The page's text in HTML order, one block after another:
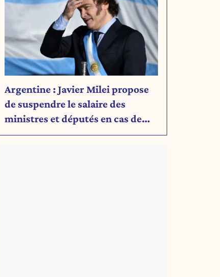
Argentine : Javier Milei propose
de suspendre le salaire des
ministres et députés en cas de
déficit budgétaire